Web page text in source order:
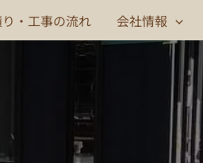
・工事の流れ 会社情報